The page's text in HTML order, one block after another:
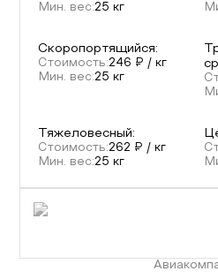
Мин. вес:25 кг
Скоропортящийся:
Стоимость:246 ₽ / кг
Мин. вес:25 кг
Тяжеловесный:
Стоимость:262 ₽ / кг
Мин. вес:25 кг